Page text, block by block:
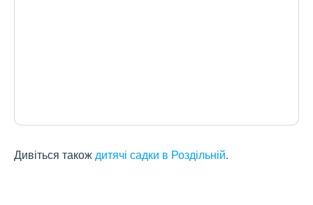
Дивіться такождитячі садки в Роздільній.